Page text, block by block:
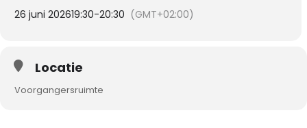
26 juni 202619:30-20:30 (GMT+02:00)
Locatie
Voorgangersruimte